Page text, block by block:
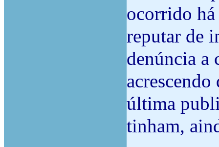
ocorrido há
reputar de
denúncia a
última
tinham,